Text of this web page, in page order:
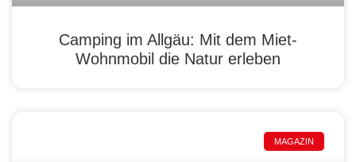
Camping im Allgäu: Mit dem Miet-
Wohnmobil die Natur erleben
MAGAZIN